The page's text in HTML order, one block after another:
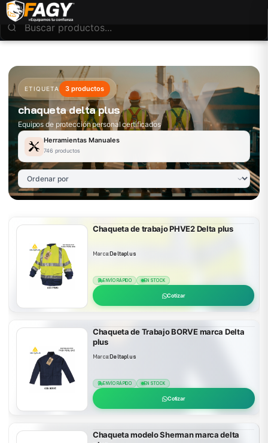
ETIQUETA 3 productos
chaqueta delta plus
Equipos de protección personal certificados
Herramientas Manuales
746 productos
Chaqueta de trabajo PHVE2 Delta plus
Marca:Deltaplus
ENVÍO RÁPIDO EN STOCK
Cotizar
Chaqueta de Trabajo BORVE marca Delta
plus
Marca:Deltaplus
ENVÍO RÁPIDO EN STOCK
Cotizar
Chaqueta modelo Sherman marca delta